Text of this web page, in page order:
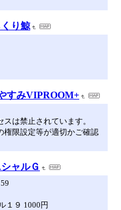
り鯨
すみVIPROOM+
は禁止されています。
権限設定等が適切かご確認
ャルＧ
１９ 1000円